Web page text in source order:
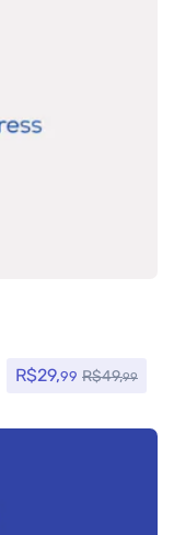
R$29,99 R$49,99